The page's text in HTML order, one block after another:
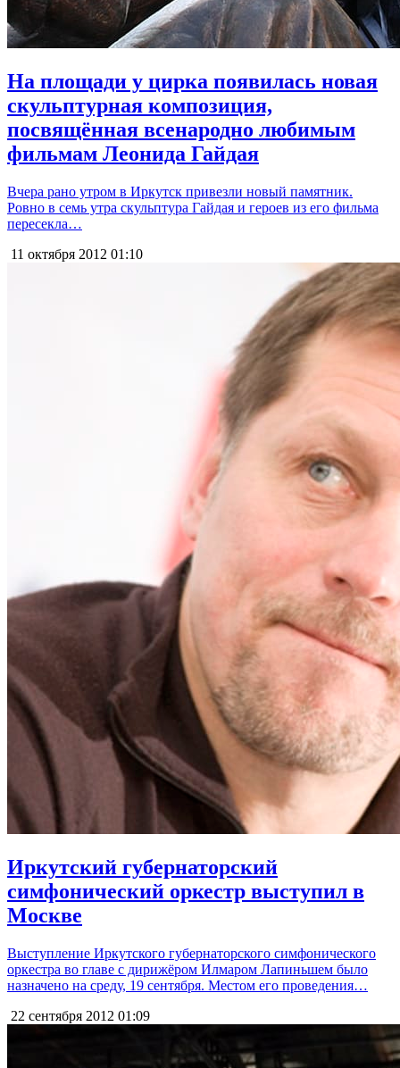
На площади у цирка появилась новая
скульптурная композиция,
посвящённая всенародно любимым
фильмам Леонида Гайдая
Вчера рано утром в Иркутск привезли новый памятник.
Ровно в семь утра скульптура Гайдая и героев из его фильма
пересекла…
11 октября 2012 01:10
Иркутский губернаторский
симфонический оркестр выступил в
Москве
Выступление Иркутского губернаторского симфонического
оркестра во главе с дирижёром Илмаром Лапиньшем было
назначено на среду, 19 сентября. Местом его проведения…
22 сентября 2012 01:09